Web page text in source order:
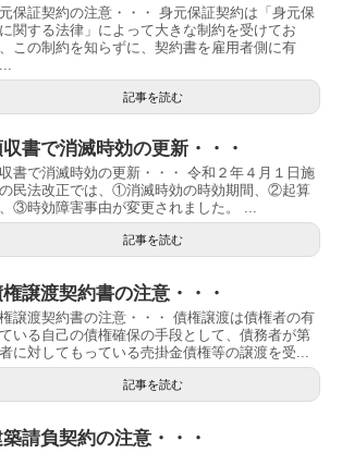
保証契約の注意・・・ 身元保証契約は「身元保
関する法律」によって大きな制約を受けてお
この制約を知らずに、契約書を雇用者側に有
記事を読む
書で消滅時効の更新・・・
書で消滅時効の更新・・・ 令和２年４月１日施
民法改正では、①消滅時効の時効期間、②起算
③時効障害事由が変更されました。 ...
記事を読む
譲渡契約書の注意・・・
譲渡契約書の注意・・・ 債権譲渡は債権者の有
いる自己の債権確保の手段として、債務者が第
に対してもっている売掛金債権等の譲渡を受...
記事を読む
請負契約の注意・・・